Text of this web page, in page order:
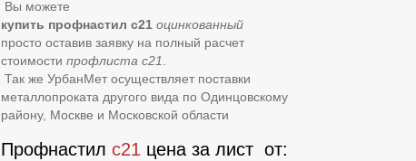
Вы можете
купить профнастил с21 оцинкованный
просто оставив заявку на полный расчет
стоимости профлиста с21
Так же УрбанМет осуществляет поставки
металлопроката другого вида по Одинцовскому
району, Москве и Московской области
Профнастил с21 цена за лист от: